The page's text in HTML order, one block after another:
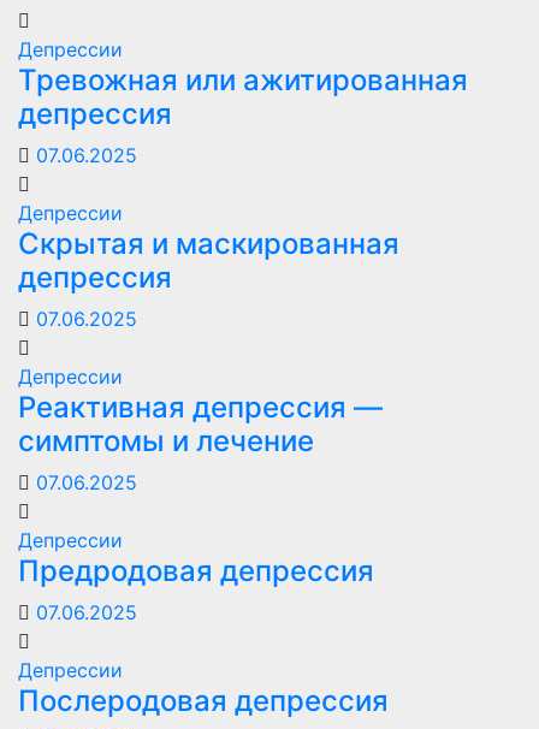
Депрессии
Тревожная или ажитированная
депрессия
07.06.2025
Депрессии
Скрытая и маскированная
депрессия
07.06.2025
Депрессии
Реактивная депрессия —
симптомы и лечение
07.06.2025
Депрессии
Предродовая депрессия
07.06.2025
Депрессии
Послеродовая депрессия